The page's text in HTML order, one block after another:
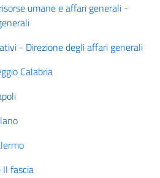
umane e affari generali -
- Direzione degli affari generali
Calabria
fascia